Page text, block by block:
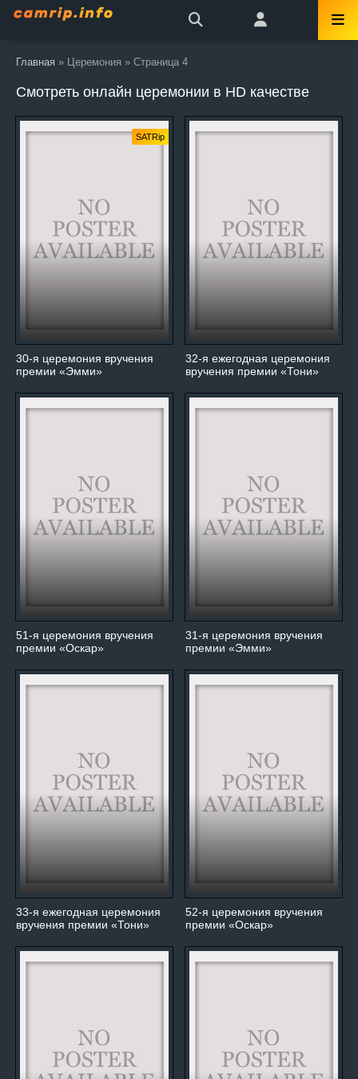
Главная » Церемония » Страница 4
Смотреть онлайн церемонии в HD качестве
30-я церемония вручения
премии «Эмми»
SATRip
32-я ежегодная церемония
вручения премии «Тони»
51-я церемония вручения
премии «Оскар»
31-я церемония вручения
премии «Эмми»
33-я ежегодная церемония
вручения премии «Тони»
52-я церемония вручения
премии «Оскар»